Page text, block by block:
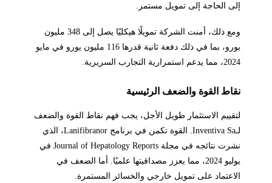
إلى الحاجة إلى تمويل مستمر.
ومع ذلك، أمنت الشركة تمويلًا هيكليًا يصل إلى 348 مليون
يورو، بما في ذلك دفعة ثانية قدرها 116 مليون يورو في مايو
2024، مما يدعم استمرارية التجارب السريرية.
نقاط القوة والضعف الرئيسية
لتقييم الاستثمار طويل الأجل، يجب فهم نقاط القوة والضعف
لـInventiva Sa. القوة تكمن في برنامج Lanifibranor، الذي
نشرت نتائجه في مجلة Journal of Hepatology Reports في
يوليو 2024، مما يعزز مصداقيتها علميًا. أما الضعف في
الاعتماد على تمويل خارجي والخسائر المستمرة.